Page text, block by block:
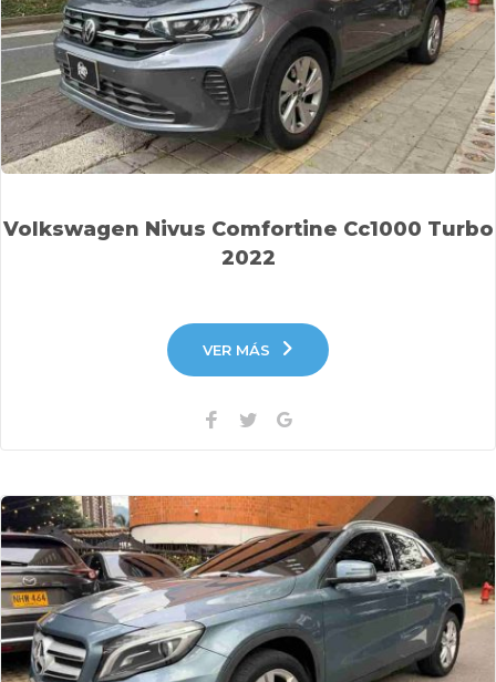
Volkswagen Nivus Comfortine Cc1000 Turbo
2022
VER MÁS
Facebook
Twitter